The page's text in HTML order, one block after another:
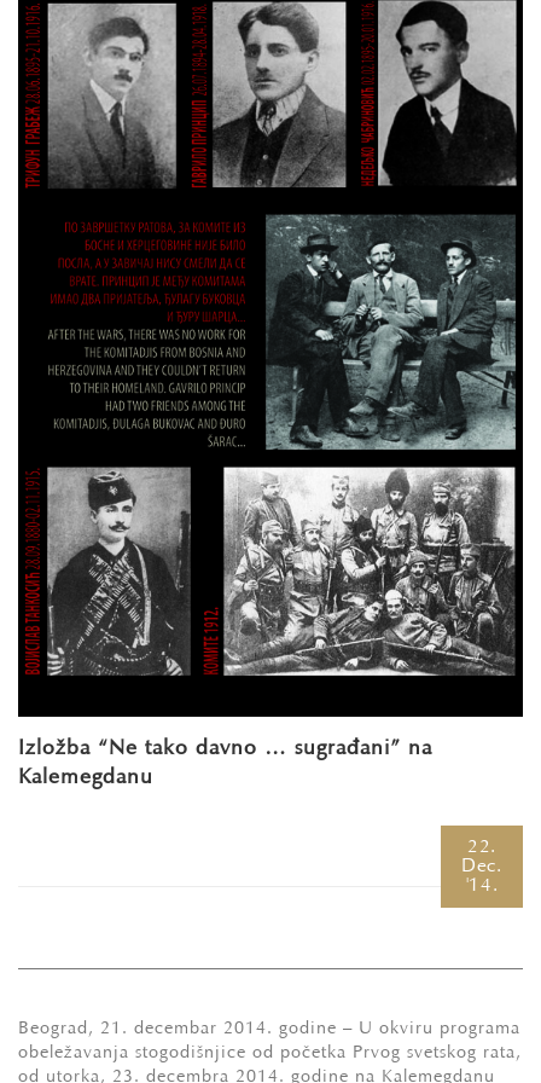
Izložba “Ne tako davno … sugrađani” na
Kalemegdanu
22.
Dec.
'14.
Beograd, 21. decembar 2014. godine – U okviru programa
obeležavanja stogodišnjice od početka Prvog svetskog rata,
od utorka, 23. decembra 2014. godine na Kalemegdanu